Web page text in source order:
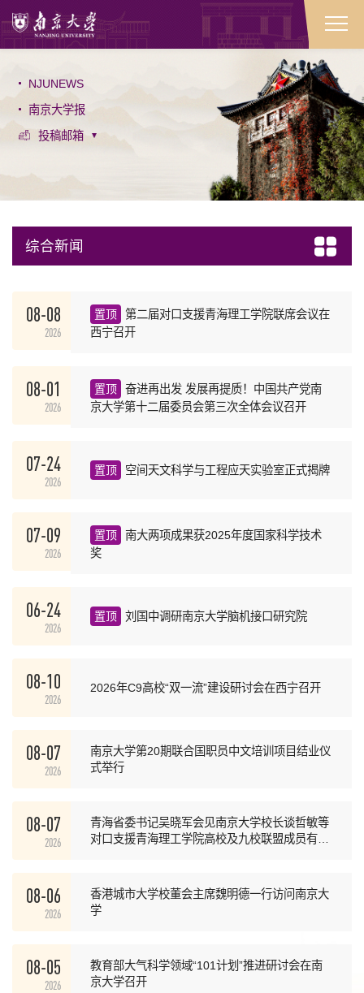
NJUNEWS
南京大学报
投稿邮箱
综合新闻
08-08
2026
置顶
第二届对口支援青海理工学院联席会议在
西宁召开
08-01
2026
置顶
奋进再出发 发展再提质！中国共产党南
京大学第十二届委员会第三次全体会议召开
07-24
2026
置顶 空间天文科学与工程应天实验室正式揭牌
07-09
2026
置顶
南大两项成果获2025年度国家科学技术
奖
06-24
2026
置顶 刘国中调研南京大学脑机接口研究院
08-10
2026
2026年C9高校“双一流”建设研讨会在西宁召开
08-07
2026
南京大学第20期联合国职员中文培训项目结业仪
式举行
08-07
2026
青海省委书记吴晓军会见南京大学校长谈哲敏等
对口支援青海理工学院高校及九校联盟成员有关
08-06
2026
香港城市大学校董会主席魏明德一行访问南京大
学
08-05
2026
教育部大气科学领域“101计划”推进研讨会在南
京大学召开